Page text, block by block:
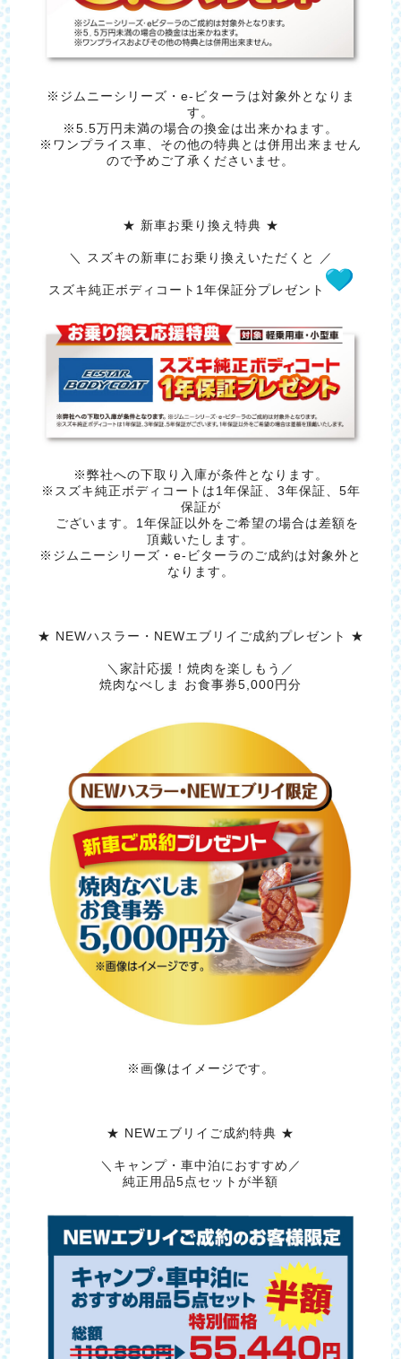
※ジムニーシリーズ・e-ビターラは対象外となりま
す。
※5.5万円未満の場合の換金は出来かねます。
※ワンプライス車、その他の特典とは併用出来ません
ので予めご了承くださいませ。
★ 新車お乗り換え特典 ★
＼ スズキの新車にお乗り換えいただくと ／
スズキ純正ボディコート1年保証分プレゼント
※弊社への下取り入庫が条件となります。
※スズキ純正ボディコートは1年保証、3年保証、5年
保証が
ございます。1年保証以外をご希望の場合は差額を
頂戴いたします。
※ジムニーシリーズ・e-ビターラのご成約は対象外と
なります。
★ NEWハスラー・NEWエブリイご成約プレゼント ★
＼家計応援！焼肉を楽しもう／
焼肉なべしま お食事券5,000円分
※画像はイメージです。
★ NEWエブリイご成約特典 ★
＼キャンプ・車中泊におすすめ／
純正用品5点セットが半額